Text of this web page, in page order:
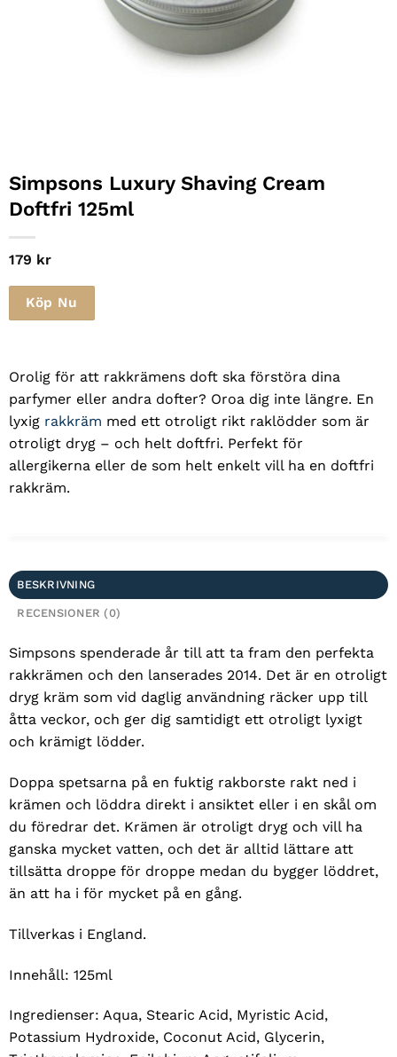
Simpsons Luxury Shaving Cream
Doftfri 125ml
179 kr
Köp Nu
Orolig för att rakkrämens doft ska förstöra dina
parfymer eller andra dofter? Oroa dig inte längre. En
lyxig rakkräm med ett otroligt rikt raklödder som är
otroligt dryg – och helt doftfri. Perfekt för
allergikerna eller de som helt enkelt vill ha en doftfri
rakkräm.
BESKRIVNING
RECENSIONER (0)
Simpsons spenderade år till att ta fram den perfekta
rakkrämen och den lanserades 2014. Det är en otroligt
dryg kräm som vid daglig användning räcker upp till
åtta veckor, och ger dig samtidigt ett otroligt lyxigt
och krämigt lödder.
Doppa spetsarna på en fuktig rakborste rakt ned i
krämen och löddra direkt i ansiktet eller i en skål om
du föredrar det. Krämen är otroligt dryg och vill ha
ganska mycket vatten, och det är alltid lättare att
tillsätta droppe för droppe medan du bygger löddret,
än att ha i för mycket på en gång.
Tillverkas i England.
Innehåll: 125ml
Ingredienser: Aqua, Stearic Acid, Myristic Acid,
Potassium Hydroxide, Coconut Acid, Glycerin,